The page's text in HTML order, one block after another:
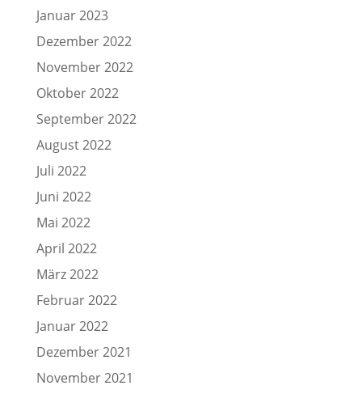
Januar 2023
Dezember 2022
November 2022
Oktober 2022
September 2022
August 2022
Juli 2022
Juni 2022
Mai 2022
April 2022
März 2022
Februar 2022
Januar 2022
Dezember 2021
November 2021